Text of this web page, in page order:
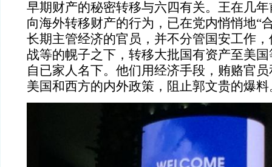
早期财产的秘密转移与六四有关。王在几
向海外转移财产的行为，已在党内悄悄地“
长期主管经济的官员，并不分管国安工作
战等的幌子之下，转移大批国有资产至美
自已家人名下。他们用经济手段，贿赂官
美国和西方的内外政策，阻止郭文贵的爆料